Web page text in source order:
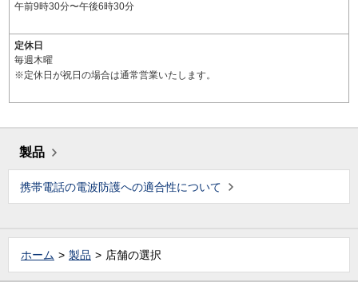
午前9時30分〜午後6時30分
定休日
毎週木曜
※定休日が祝日の場合は通常営業いたします。
製品
携帯電話の電波防護への適合性について
ホーム 製品 店舗の選択